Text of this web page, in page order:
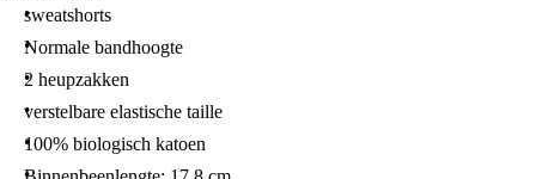
sweatshorts
Normale bandhoogte
2 heupzakken
verstelbare elastische taille
100% biologisch katoen